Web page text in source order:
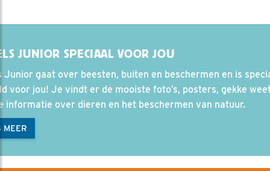
JUNIOR SPECIAAL VOOR JOU
Junior gaat over beesten, buiten en beschermen en is
voor jou! Je vindt er de mooiste foto’s, posters, gekke
informatie over dieren en het beschermen van natuur.
MEER